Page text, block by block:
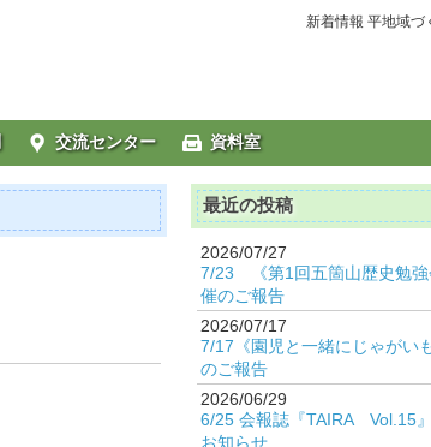
新着情報 平地域づ
交流センター 資料室
最近の投稿
2026/07/27
7/23 《第1回五箇山歴史勉強
催のご報告
2026/07/17
7/17《園児と一緒にじゃがい
のご報告
2026/06/29
6/25 会報誌『TAIRA Vol.15
お知らせ